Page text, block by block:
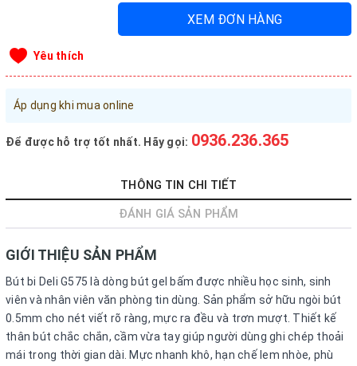
Đăng ký tài khoản
Sản phẩm yêu thích
Xem giỏ hàng
LIÊN HỆ - HỖ TRỢ KHÁCH HÀNG
vanphongphamhaigiang@gmail.com
Hướng dẫn thanh toán
Chính sách vận chuyển, Bảo hành, Bảo mật thông tin
Trở về trang chủ Đóng
XEM ĐƠN HÀNG
Yêu thích
Áp dụng khi mua online
Để được hỗ trợ tốt nhất. Hãy gọi: 0936.236.365
THÔNG TIN CHI TIẾT
ĐÁNH GIÁ SẢN PHẨM
GIỚI THIỆU SẢN PHẨM
Bút bi Deli G575 là dòng bút gel bấm được nhiều học sinh, sinh
viên và nhân viên văn phòng tin dùng. Sản phẩm sở hữu ngòi bút
0.5mm cho nét viết rõ ràng, mực ra đều và trơn mượt. Thiết kế
thân bút chắc chắn, cầm vừa tay giúp người dùng ghi chép thoải
mái trong thời gian dài. Mực nhanh khô, hạn chế lem nhòe, phù